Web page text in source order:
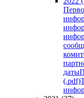
даты
(.pdf)